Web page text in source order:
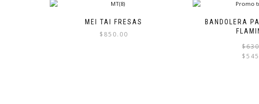
MEI TAI FRESAS
$ 850.00
BANDOLERA
$
$